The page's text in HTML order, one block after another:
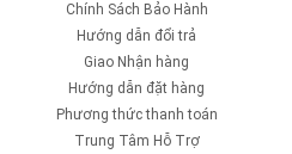
Chính Sách Bảo Hành
Hướng dẫn đổi trả
Giao Nhận hàng
Hướng dẫn đặt hàng
Phương thức thanh toán
Trung Tâm Hỗ Trợ